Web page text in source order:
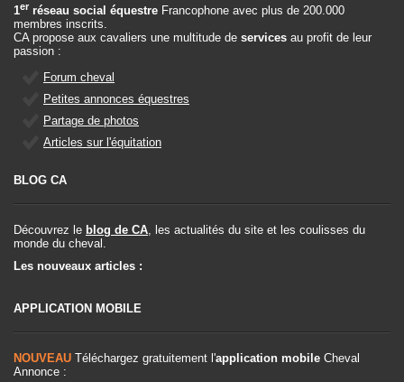
1er réseau social équestre Francophone avec plus de 200.000
membres inscrits.
CA propose aux cavaliers une multitude de services au profit de leur
passion :
Forum cheval
Petites annonces équestres
Partage de photos
Articles sur l'équitation
BLOG CA
Découvrez le blog de CA, les actualités du site et les coulisses du
monde du cheval.
Les nouveaux articles :
APPLICATION MOBILE
NOUVEAU Téléchargez gratuitement l'application mobile Cheval
Annonce :